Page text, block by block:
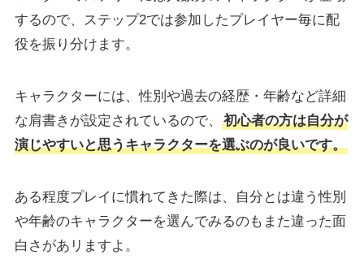
するので、ステップ2では参加したプレイヤー毎に配
役を振り分けます。
キャラクターには、性別や過去の経歴・年齢など詳細
な肩書きが設定されているので、
初心者の方は自分が
演じやすいと思うキャラクターを選ぶのが良いです。
ある程度プレイに慣れてきた際は、自分とは違う性別
や年齢のキャラクターを選んでみるのもまた違った面
白さがあリますよ。